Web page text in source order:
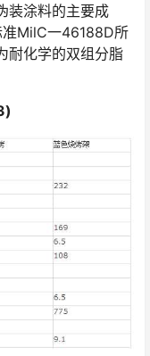
装涂料的主要成
准MilC一46188D所
耐化学的双组分脂